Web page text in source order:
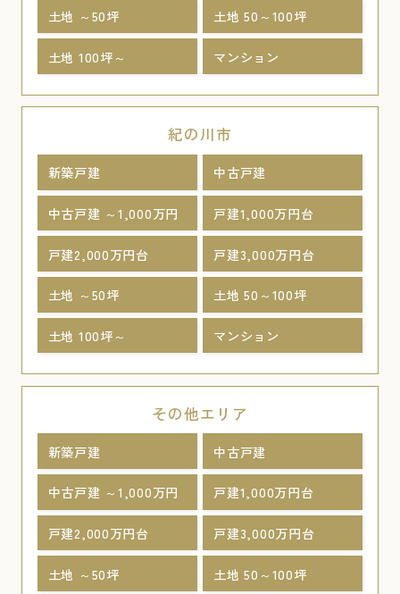
土地 ～50坪 土地 50～100坪
土地 100坪～ マンション
紀の川市
新築戸建 中古戸建
中古戸建 ～1,000万円 戸建1,000万円台
戸建2,000万円台 戸建3,000万円台
土地 ～50坪 土地 50～100坪
土地 100坪～ マンション
その他エリア
新築戸建 中古戸建
中古戸建 ～1,000万円 戸建1,000万円台
戸建2,000万円台 戸建3,000万円台
土地 ～50坪 土地 50～100坪